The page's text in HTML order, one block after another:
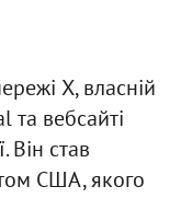
X, власній
та вебсайті
Він став
США, якого